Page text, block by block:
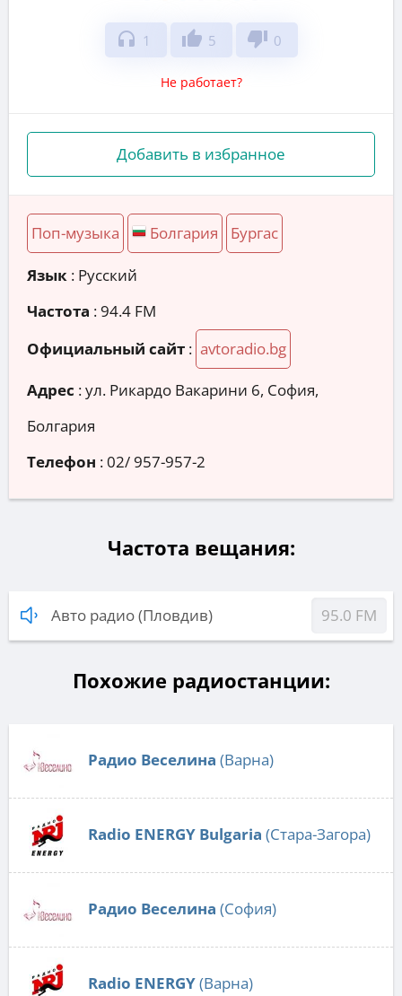
headphones 1 thumb_up 5 thumb_down 0
Не работает?
Добавить в избранное
Поп-музыка Болгария Бургас
Язык : Русский
Частота : 94.4 FM
Официальный сайт : avtoradio.bg
Адрес :ул. Рикардо Вакарини 6, София,
Болгария
Телефон :02/ 957-957-2
Частота вещания:
Авто радио (Пловдив) 95.0 FM
Похожие радиостанции:
Радио Веселина (Варна)
Radio ENERGY Bulgaria (Стара-Загора)
Радио Веселина (София)
Radio ENERGY(Варна)